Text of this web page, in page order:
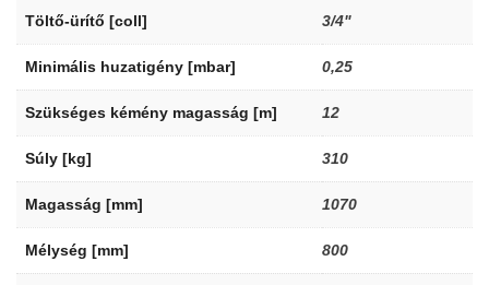
Töltő-ürítő [coll] 3/4"
Minimális huzatigény [mbar] 0,25
Szükséges kémény magasság [m] 12
Súly [kg] 310
Magasság [mm] 1070
Mélység [mm] 800